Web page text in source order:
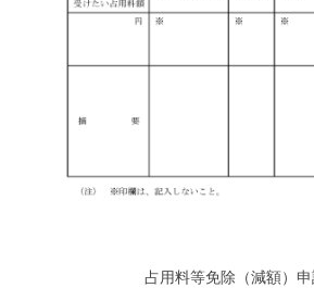
占用料等免除（減額）